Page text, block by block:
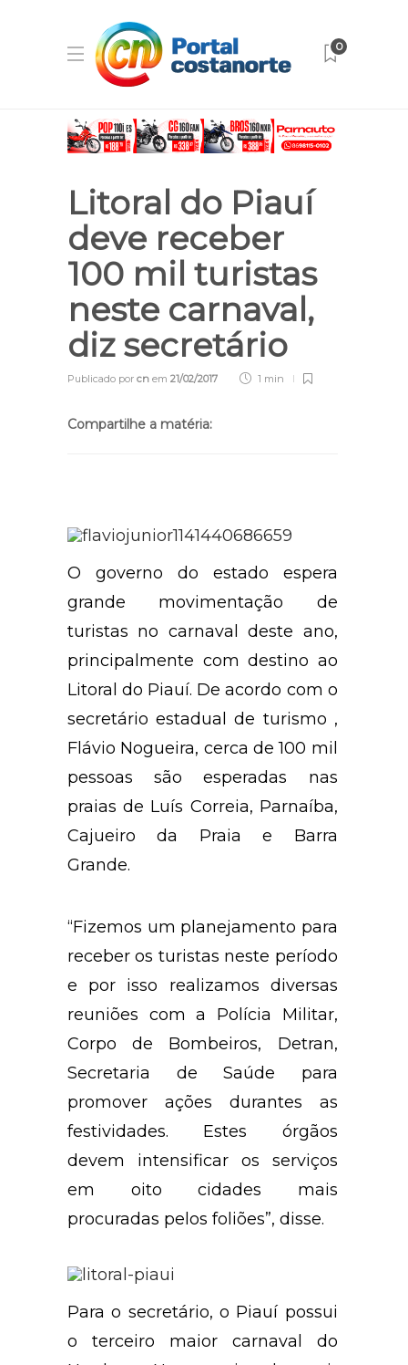
0
Litoral do Piauí
deve receber
100 mil turistas
neste carnaval,
diz secretário
Publicado por cn em 21/02/2017 1 min
Compartilhe a matéria:
O governo do estado espera
grande movimentação de
turistas no carnaval deste ano,
principalmente com destino ao
Litoral do Piauí. De acordo com o
secretário estadual de turismo ,
Flávio Nogueira, cerca de 100 mil
pessoas são esperadas nas
praias de Luís Correia, Parnaíba,
Cajueiro da Praia e Barra
Grande.
“Fizemos um planejamento para
receber os turistas neste período
e por isso realizamos diversas
reuniões com a Polícia Militar,
Corpo de Bombeiros, Detran,
Secretaria de Saúde para
promover ações durantes as
festividades. Estes órgãos
devem intensificar os serviços
em oito cidades mais
procuradas pelos foliões”, disse.
Para o secretário, o Piauí possui
o terceiro maior carnaval do